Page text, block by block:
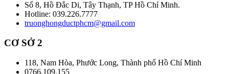
Số 8, Hồ Đắc Di, Tây Thạnh, TP Hồ Chí Minh.
Hotline: 039.226.7777
truonghongductphcm@gmail.com
CƠ SỞ 2
118, Nam Hòa, Phước Long, Thành phố Hồ Chí Minh
0766.109.155